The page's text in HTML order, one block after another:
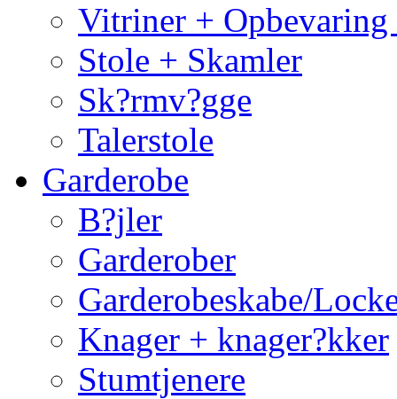
Vitriner +
Stole + Skamler
Sk?rmv?gge
Talerstole
Garderobe
B?jler
Garderober
Garderobeskabe/
Knager + knager?kker
Stumtjenere